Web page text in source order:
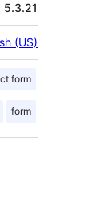
5.3.21
(US)
form
form